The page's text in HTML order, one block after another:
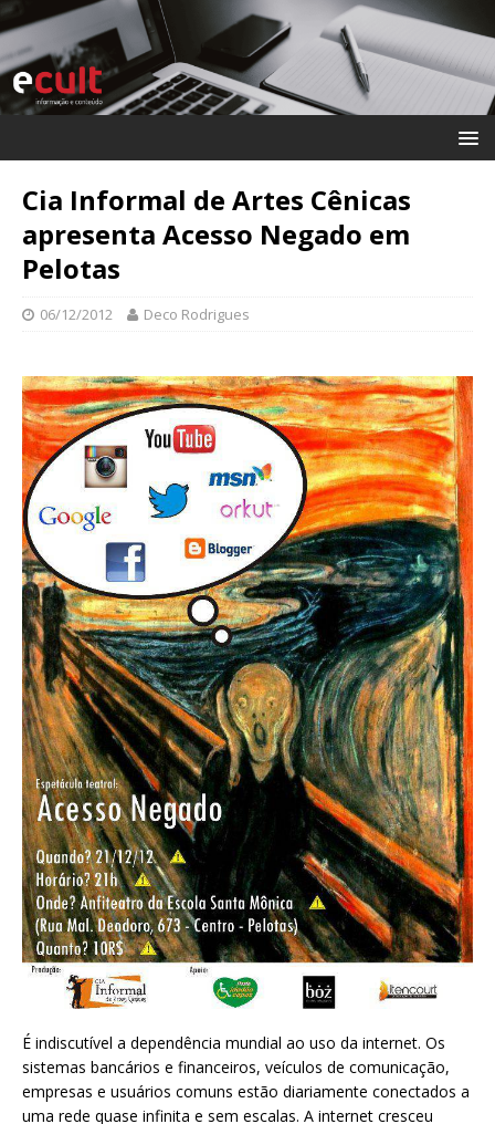
Cia Informal de Artes Cênicas
apresenta Acesso Negado em
Pelotas
06/12/2012 Deco Rodrigues
É indiscutível a dependência mundial ao uso da internet. Os
sistemas bancários e financeiros, veículos de comunicação,
empresas e usuários comuns estão diariamente conectados a
uma rede quase infinita e sem escalas. A internet cresceu